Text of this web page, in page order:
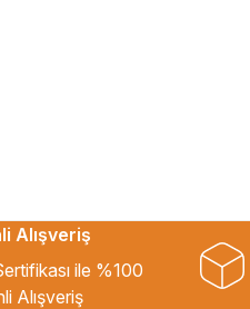
Alışveriş
ile %100
Alışveriş